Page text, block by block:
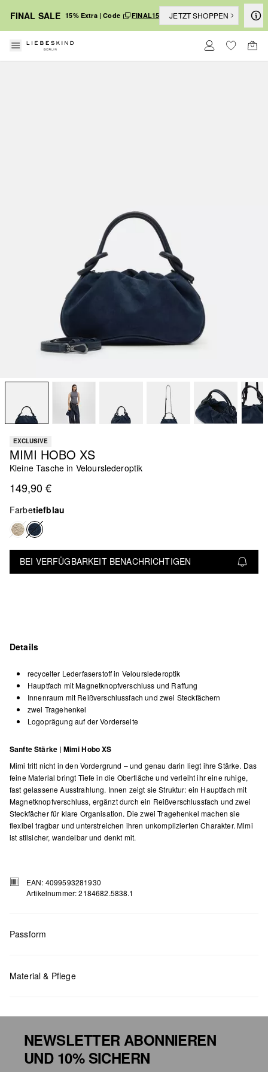
FINAL SALE 15% Extra | Code FINAL15 JETZT SHOPPEN
EXCLUSIVE
MIMI HOBO XS
Kleine Tasche in Velourslederoptik
149,90 €
Farbetiefblau
BEI VERFÜGBARKEIT BENACHRICHTIGEN
Details
recycelter Lederfaserstoff in Velourslederoptik
Hauptfach mit Magnetknopfverschluss und Raffung
Innenraum mit Reißverschlussfach und zwei Steckfächern
zwei Tragehenkel
Logoprägung auf der Vorderseite
Sanfte Stärke | Mimi Hobo XS
Mimi tritt nicht in den Vordergrund – und genau darin liegt ihre Stärke. Das
feine Material bringt Tiefe in die Oberfläche und verleiht ihr eine ruhige,
fast gelassene Ausstrahlung. Innen zeigt sie Struktur: ein Hauptfach mit
Magnetknopfverschluss, ergänzt durch ein Reißverschlussfach und zwei
Steckfächer für klare Organisation. Die zwei Tragehenkel machen sie
flexibel tragbar und unterstreichen ihren unkomplizierten Charakter. Mimi
ist stilsicher, wandelbar und denkt mit.
EAN: 4099593281930
Artikelnummer: 2184682.5838.1
Passform
H x B x T (cm): 15 x 25 x 7,5
Material & Pflege
NEWSLETTER ABONNIEREN
UND 10% SICHERN